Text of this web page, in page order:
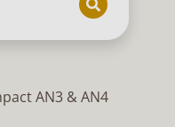
AN3 & AN4